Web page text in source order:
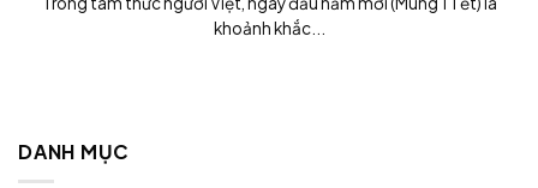
khoảnh khắc...
DANH MỤC